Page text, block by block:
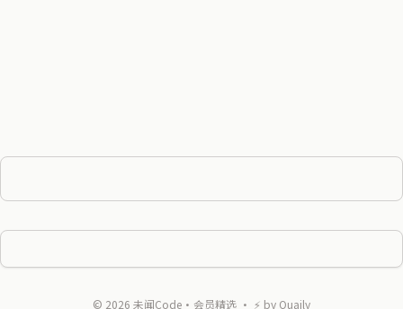
© 2026 未闻Code·会员精选 ・ ⚡ by Quaily